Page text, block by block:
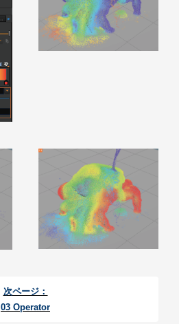
次ページ：
03 Operator